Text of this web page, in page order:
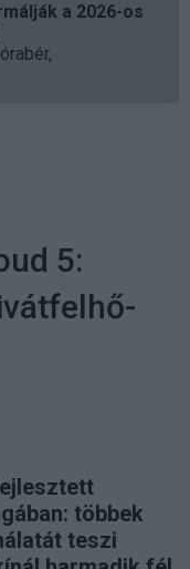
a 2026-os
5:
többek
teszi